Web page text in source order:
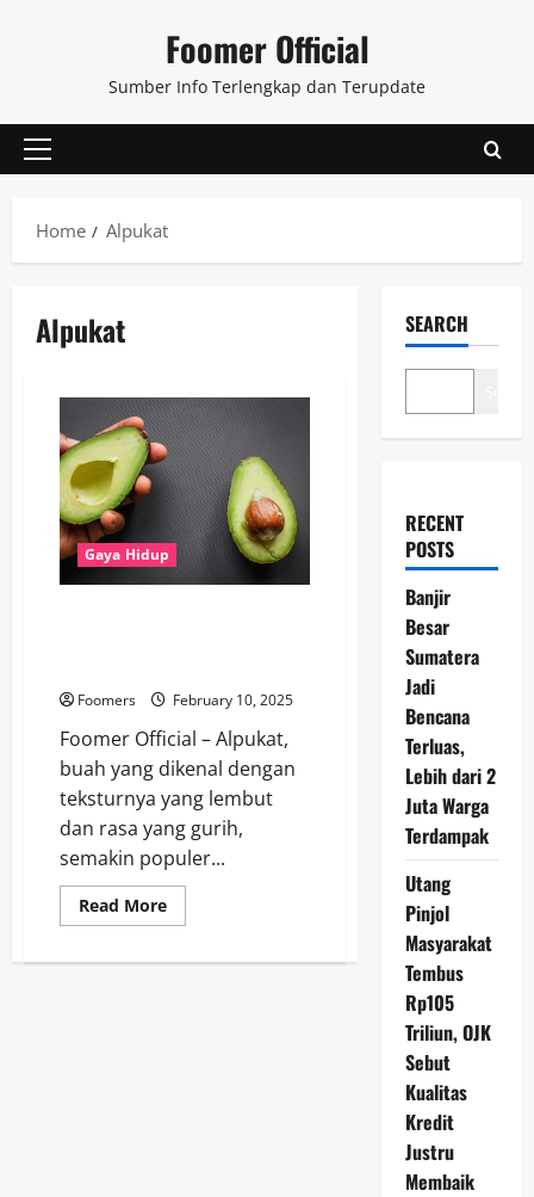
Foomer Official
Sumber Info Terlengkap dan Terupdate
Primary
Home
Alpukat
Alpukat
Gaya Hidup
Foomers February 10, 2025
Foomer Official – Alpukat,
buah yang dikenal dengan
teksturnya yang lembut
dan rasa yang gurih,
semakin populer...
Read MoreRead
more
Setiap
SEARCH
RECENT
POSTS
Banjir
Besar
Sumatera
Jadi
Bencana
Terluas,
Lebih dari 2
Juta Warga
Terdampak
Utang
Pinjol
Masyarakat
Tembus
Rp105
Triliun, OJK
Sebut
Kualitas
Kredit
Justru
Membaik